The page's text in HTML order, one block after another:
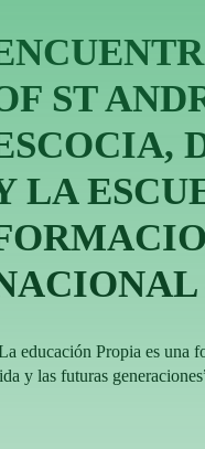
ST
LA
educación Propia es una
y las futuras